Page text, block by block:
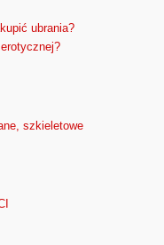
ubrania?
szkieletowe